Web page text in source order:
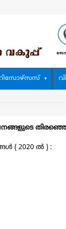
( 2020 ല്‍ ) :